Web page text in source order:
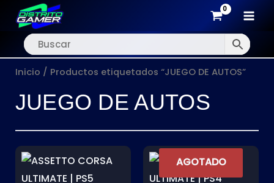
al
contenido
Inicio / Productos etiquetados “JUEGO DE AUTOS”
JUEGO DE AUTOS
AGOTADO